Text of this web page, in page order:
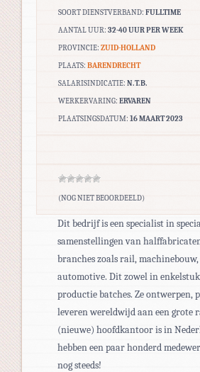
SOORT DIENSTVERBAND: FULLTIME
AANTAL UUR: 32-40 UUR PER WEEK
PROVINCIE: ZUID-HOLLAND
PLAATS: BARENDRECHT
SALARISINDICATIE: N.T.B.
WERKERVARING: ERVAREN
PLAATSINGSDATUM: 16 MAART 2023
(NOG NIET BEOORDEELD)
Dit bedrijf is een specialist in
samenstellingen van
branches zoals rail,
automotive. Dit zowel in
productie batches. Ze ontwerpen,
leveren wereldwijd aan een grote
(nieuwe) hoofdkantoor is in
hebben een paar honderd
nog steeds!